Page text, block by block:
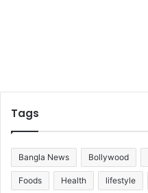
লি
পা
Tags
Bangla News Bollywood
Foods Health lifestyle